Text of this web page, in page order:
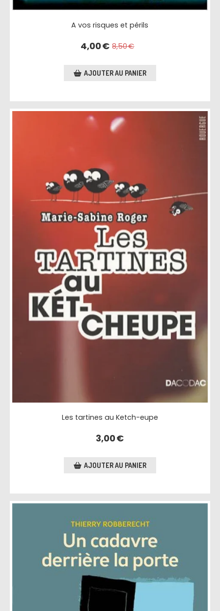
A vos risques et périls
4,00€ 8,50€
AJOUTER AU PANIER
Les tartines au Ketch-eupe
3,00€
AJOUTER AU PANIER